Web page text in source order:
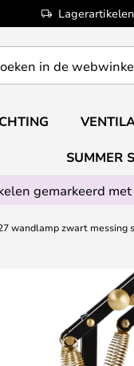
SUMMER
gemarkeerd met
wandlamp zwart messing